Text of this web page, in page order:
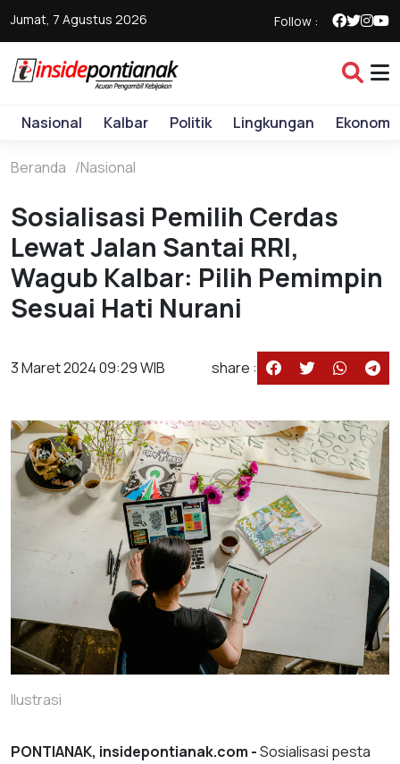
Jumat, 7 Agustus 2026 Follow :
Nasional Kalbar Politik Lingkungan Ekonomi
Beranda Nasional
Sosialisasi Pemilih Cerdas
Lewat Jalan Santai RRI,
Wagub Kalbar: Pilih Pemimpin
Sesuai Hati Nurani
3 Maret 2024 09:29 WIB share :
Ilustrasi
PONTIANAK, insidepontianak.com -Sosialisasi pesta